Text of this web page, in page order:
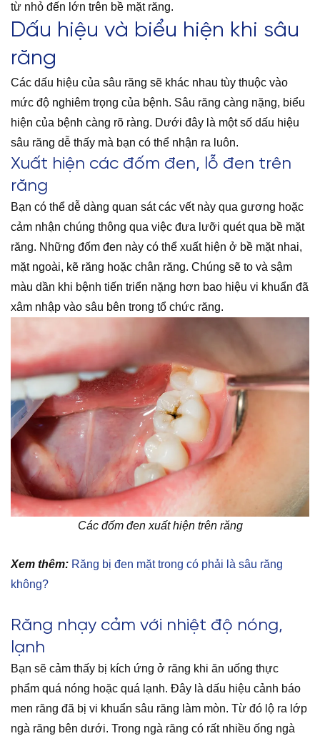
từ nhỏ đến lớn trên bề mặt răng.
Dấu hiệu và biểu hiện khi sâu
răng
Các dấu hiệu của sâu răng sẽ khác nhau tùy thuộc vào
mức độ nghiêm trọng của bệnh. Sâu răng càng nặng, biểu
hiện của bệnh càng rõ ràng. Dưới đây là một số dấu hiệu
sâu răng dễ thấy mà bạn có thể nhận ra luôn.
Xuất hiện các đốm đen, lỗ đen trên
răng
Bạn có thể dễ dàng quan sát các vết này qua gương hoặc
cảm nhận chúng thông qua việc đưa lưỡi quét qua bề mặt
răng. Những đốm đen này có thể xuất hiện ở bề mặt nhai,
mặt ngoài, kẽ răng hoặc chân răng. Chúng sẽ to và sậm
màu dần khi bệnh tiến triển nặng hơn bao hiệu vi khuẩn đã
xâm nhập vào sâu bên trong tổ chức răng.
Các đốm đen xuất hiện trên răng
Xem thêm: Răng bị đen mặt trong có phải là sâu răng
không?
Răng nhạy cảm với nhiệt độ nóng,
lạnh
Bạn sẽ cảm thấy bị kích ứng ở răng khi ăn uống thực
phẩm quá nóng hoặc quá lạnh. Đây là dấu hiệu cảnh báo
men răng đã bị vi khuẩn sâu răng làm mòn. Từ đó lộ ra lớp
ngà răng bên dưới. Trong ngà răng có rất nhiều ống ngà